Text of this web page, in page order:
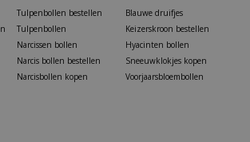
Tulpenbollen bestellen
Tulpenbollen
Narcissen bollen
Narcis bollen bestellen
Narcisbollen kopen
Blauwe druifjes
Keizerskroon bestellen
Hyacinten bollen
Sneeuwklokjes kopen
Voorjaarsbloembollen